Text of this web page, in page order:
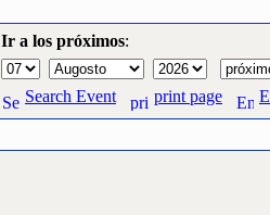
Ir a los próximos:
Search Event print page